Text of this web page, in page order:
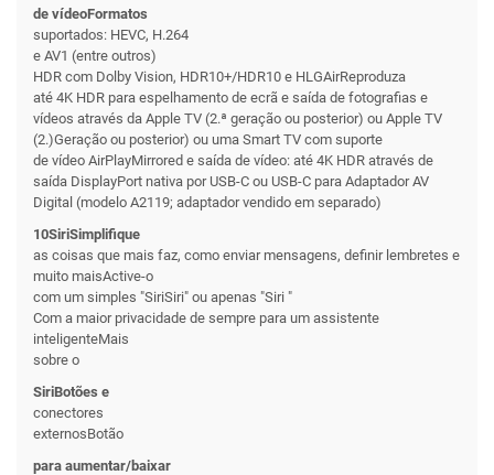
de vídeoFormatos
suportados: HEVC, H.264
e AV1 (entre outros)
HDR com Dolby Vision, HDR10+/HDR10 e HLGAirReproduza
até 4K HDR para espelhamento de ecrã e saída de fotografias e
vídeos através da Apple TV (2.ª geração ou posterior) ou Apple TV
(2.)Geração ou posterior) ou uma Smart TV com suporte
de vídeo AirPlayMirrored e saída de vídeo: até 4K HDR através de
saída DisplayPort nativa por USB-C ou USB-C para Adaptador AV
Digital (modelo A2119; adaptador vendido em separado)
10SiriSimplifique
as coisas que mais faz, como enviar mensagens, definir lembretes e
muito maisActive-o
com um simples "SiriSiri" ou apenas "Siri "
Com a maior privacidade de sempre para um assistente
inteligenteMais
sobre o
SiriBotões e
conectores
externosBotão
para aumentar/baixar